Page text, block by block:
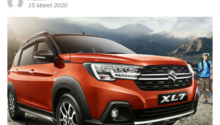
15 Maret 2020